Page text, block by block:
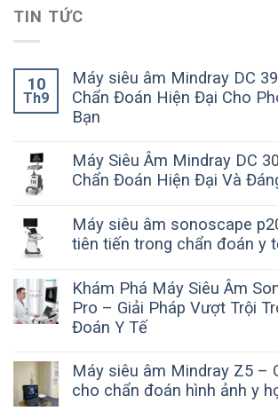
TIN TỨC
10
Th9
Máy siêu âm Mindray DC
Chẩn Đoán Hiện Đại Cho
Bạn
Máy Siêu Âm Mindray DC
Chẩn Đoán Hiện Đại Và
Máy siêu âm sonoscape
tiên tiến trong chẩn đoán y
Khám Phá Máy Siêu Âm
Pro – Giải Pháp Vượt Trội
Đoán Y Tế
Máy siêu âm Mindray Z5 –
cho chẩn đoán hình ảnh y